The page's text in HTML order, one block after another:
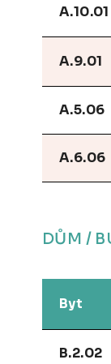
A.10.01
A.9.01
A.5.06
A.6.06
DŮM /
Byt
B.2.02